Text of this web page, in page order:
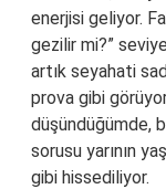
enerjisi geliyor.
gezilir mi?”
artık seyahati
prova gibi
düşündüğümde,
sorusu yarının
gibi hissediliyor.